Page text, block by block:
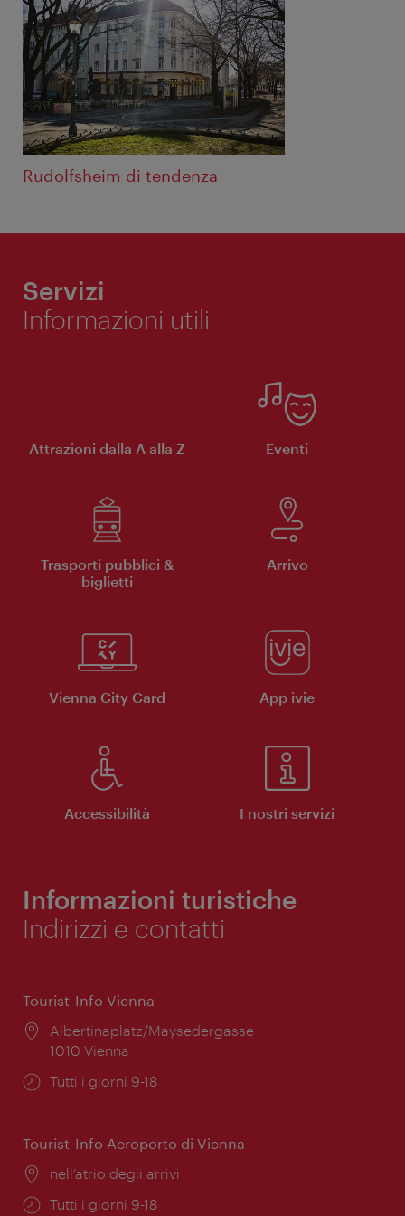
Rudolfsheim di tendenza
Servizi
Informazioni utili
Attrazioni dalla A alla Z Eventi
Trasporti pubblici &
biglietti
Arrivo
Vienna City Card App ivie
Accessibilità I nostri servizi
Informazioni turistiche
Indirizzi e contatti
Tourist-Info Vienna
Posizione:
Albertinaplatz/Maysedergasse
1010 Vienna
Orari
Tutti i giorni 9-18
Tourist-Info Aeroporto di Vienna
Posizione:
nell’atrio degli arrivi
Orari
Tutti i giorni 9-18